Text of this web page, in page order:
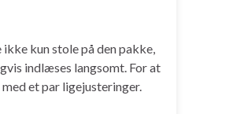
kun stole på den pakke,
indlæses langsomt. For at
et par ligejusteringer.